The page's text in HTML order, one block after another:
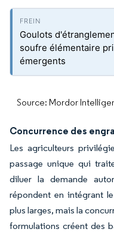
Goulots
soufre élémentaire
émergents
Source: Mordor
Concurrence des
Les agriculteurs
passage unique qui
diluer la demande
répondent en intégrant
plus larges, mais la
formulations créent des